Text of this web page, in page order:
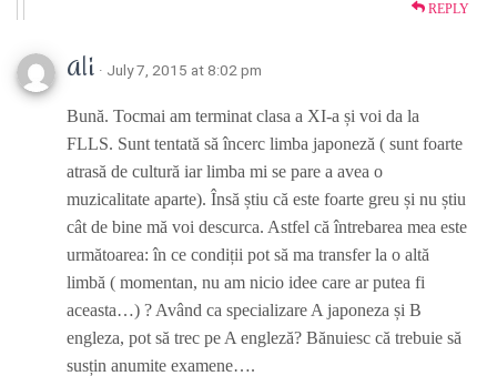
REPLY
Ali · July 7, 2015 at 8:02 pm
Bună. Tocmai am terminat clasa a XI-a și voi da la
FLLS. Sunt tentată să încerc limba japoneză ( sunt foarte
atrasă de cultură iar limba mi se pare a avea o
muzicalitate aparte). Însă știu că este foarte greu și nu știu
cât de bine mă voi descurca. Astfel că întrebarea mea este
următoarea: în ce condiții pot să ma transfer la o altă
limbă ( momentan, nu am nicio idee care ar putea fi
aceasta…) ? Având ca specializare A japoneza și B
engleza, pot să trec pe A engleză? Bănuiesc că trebuie să
susțin anumite examene….